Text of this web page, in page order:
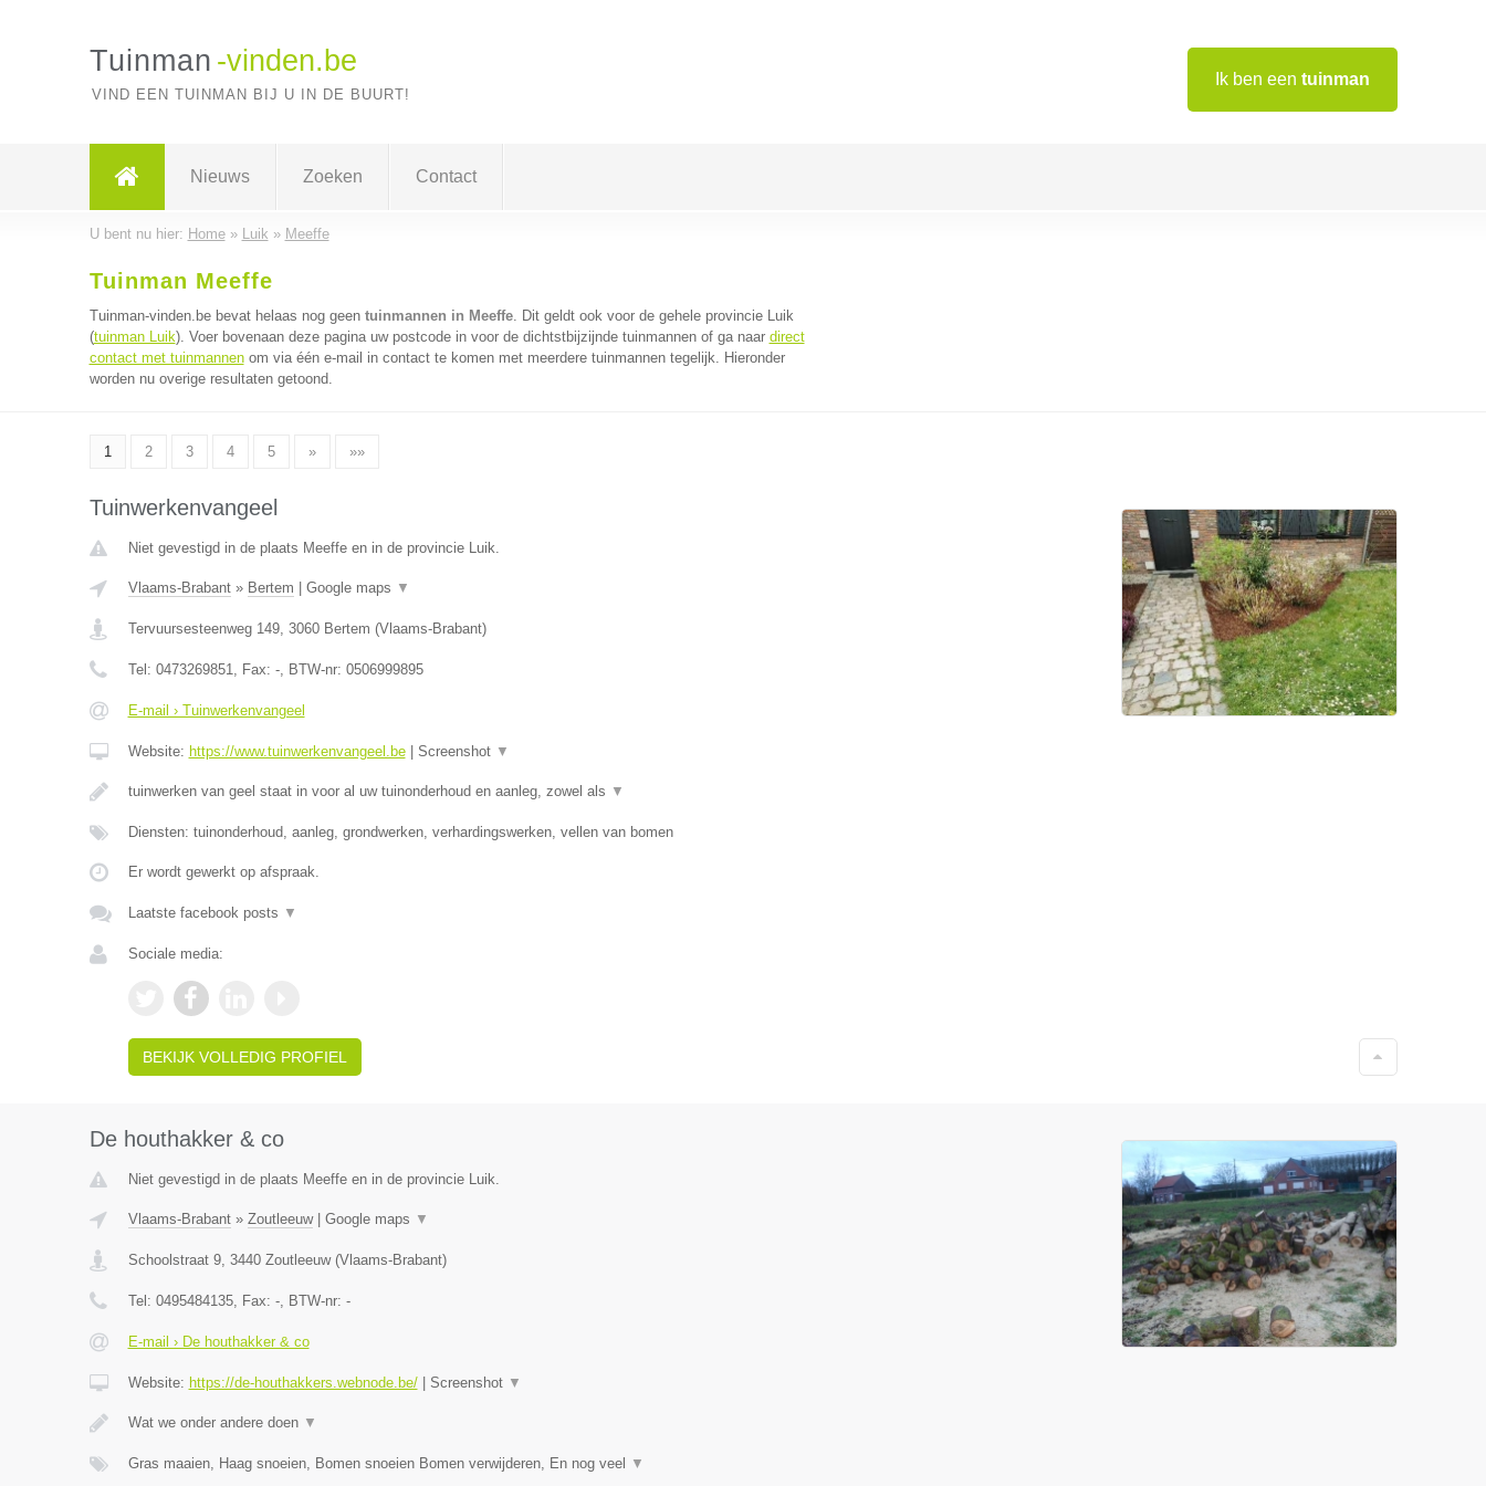
Ik ben een tuinman
Tuinman -vinden.be
VIND EEN TUINMAN BIJ U IN DE BUURT!
Nieuws Zoeken Contact
U bent nu hier: Home» Luik » Meeffe
Tuinman Meeffe
Tuinman-vinden.be bevat helaas nog geen tuinmannen in Meeffe. Dit geldt ook voor de gehele provincie Luik
(tuinman Luik). Voer bovenaan deze pagina uw postcode in voor de dichtstbijzijnde tuinmannen of ga naar direct
contact met tuinmannenom via één e-mail in contact te komen met meerdere tuinmannen tegelijk. Hieronder
worden nu overige resultaten getoond.
1 2 3 4 5 » »»
Tuinwerkenvangeel
Niet gevestigd in de plaats Meeffe en in de provincie Luik.
Vlaams-Brabant» Bertem Google maps ▼
Tervuursesteenweg 149, 3060 Bertem (Vlaams-Brabant)
Tel: 0473269851, Fax: -, BTW-nr: 0506999895
E-mail › Tuinwerkenvangeel
Website: https://www.tuinwerkenvangeel.be| Screenshot ▼
tuinwerken van geel staat in voor al uw tuinonderhoud en aanleg, zowel als ▼
Diensten: tuinonderhoud, aanleg, grondwerken, verhardingswerken, vellen van bomen
Er wordt gewerkt op afspraak.
Laatste facebook posts ▼
Sociale media:
BEKIJK VOLLEDIG PROFIEL
De houthakker & co
Niet gevestigd in de plaats Meeffe en in de provincie Luik.
Vlaams-Brabant» Zoutleeuw| Google maps ▼
Schoolstraat 9, 3440 Zoutleeuw(Vlaams-Brabant)
Tel: 0495484135, Fax: -, BTW-nr: -
E-mail › De houthakker & co
Website: https://de-houthakkers.webnode.be/| Screenshot ▼
Wat we onder andere doen ▼
Gras maaien, Haag snoeien, Bomen snoeien Bomen verwijderen, En nog veel ▼